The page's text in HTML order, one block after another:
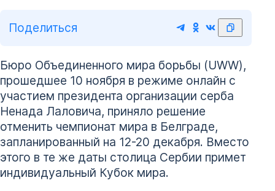
Поделиться
Бюро Объединенного мира борьбы (UWW),
прошедшее 10 ноября в режиме онлайн с
участием президента организации серба
Ненада Лаловича, приняло решение
отменить чемпионат мира в Белграде,
запланированный на 12-20 декабря. Вместо
этого в те же даты столица Сербии примет
индивидуальный Кубок мира.